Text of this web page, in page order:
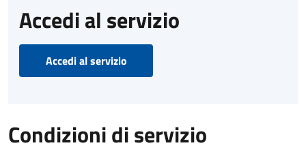
Accedi al servizio
Accedi al servizio
Condizioni di servizio